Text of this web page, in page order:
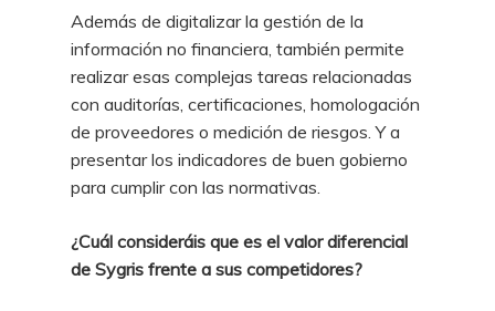
Además de digitalizar la gestión de la
información no financiera, también permite
realizar esas complejas tareas relacionadas
con auditorías, certificaciones, homologación
de proveedores o medición de riesgos. Y a
presentar los indicadores de buen gobierno
para cumplir con las normativas.
¿Cuál consideráis que es el valor diferencial
de Sygris frente a sus competidores?